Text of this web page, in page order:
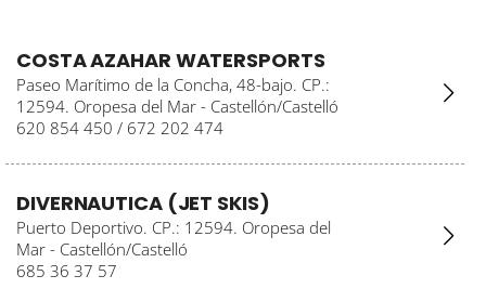
COSTA AZAHAR WATERSPORTS
Paseo Marítimo de la Concha, 48-bajo. CP.:
12594. Oropesa del Mar - Castellón/Castelló
620 854 450 / 672 202 474
DIVERNAUTICA (JET SKIS)
Puerto Deportivo. CP.: 12594. Oropesa del
Mar - Castellón/Castelló
685 36 37 57